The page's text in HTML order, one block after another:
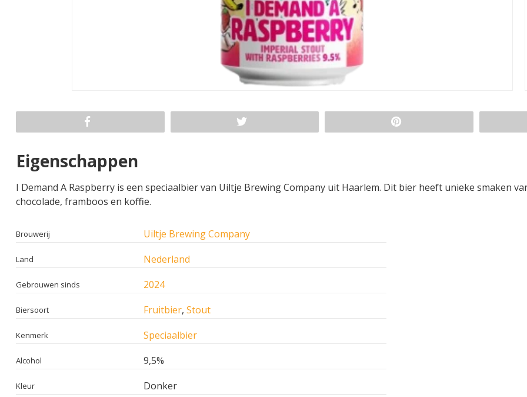
Eigenschappen
I Demand A Raspberry is een speciaalbier van Uiltje Brewing Company uit Haarlem. Dit bier heeft unieke smaken
chocolade, framboos en koffie.
Brouwerij Uiltje Brewing Company
Land Nederland
Gebrouwen sinds 2024
Biersoort Fruitbier, Stout
Kenmerk Speciaalbier
Alcohol 9,5%
Kleur Donker